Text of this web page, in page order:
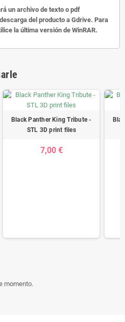
un archivo de texto o pdf
del producto a Gdrive. Para
la última versión de WinRAR.
Black Panther King Tribute -
STL 3D print files
7,00 €
momento.